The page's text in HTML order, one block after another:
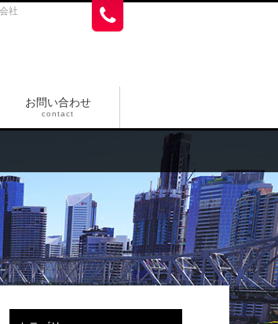
社
お問い合わせ
contact